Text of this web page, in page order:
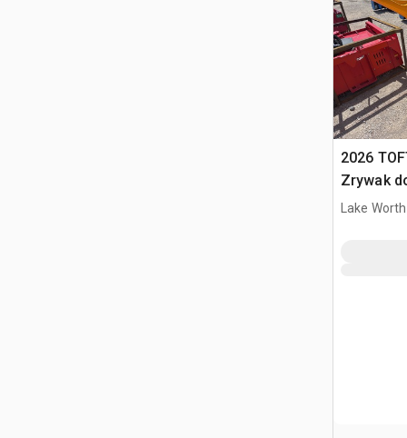
2026
Zrywak
40 ton
Lake